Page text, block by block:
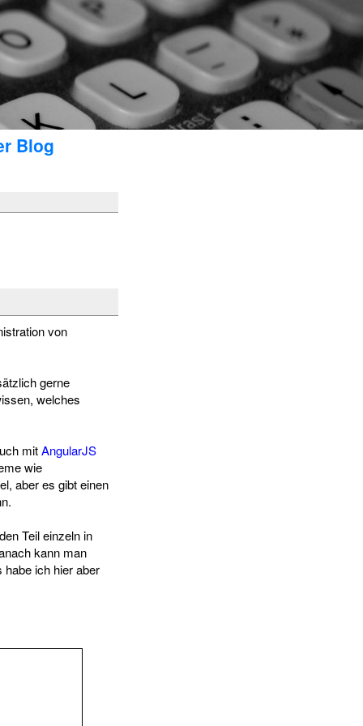
Blog
von
gerne
welches
mitAngularJS
wie
aber es gibt einen
Teil einzeln in
kann man
habe ich hier aber